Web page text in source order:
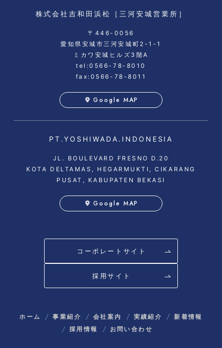
株式会社吉和田浜松 ［三河安城営業所］
〒446-0056
愛知県安城市三河安城町2-1-1
ミカワ安城ヒルズ3階A
tel:0566-78-8010
fax:0566-78-8011
Google MAP
PT.YOSHIWADA.INDONESIA
JL. BOULEVARD FRESNO D.20
KOTA DELTAMAS, HEGARMUKTI, CIKARANG
PUSAT, KABUPATEN BEKASI
Google MAP
コーポレートサイト
採用サイト
ホーム 事業紹介 会社案内 実績紹介
新着情報
採用情報
お問い合わせ